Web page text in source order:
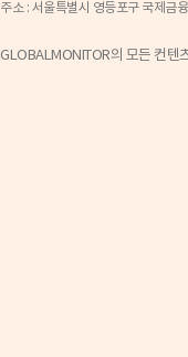
주소 : 서울특별시 영등포구 국제
GLOBALMONITOR의 모든 컨텐